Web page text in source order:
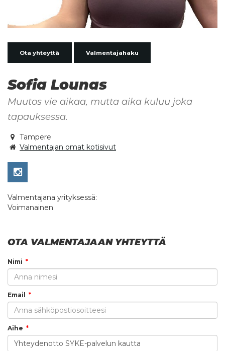
Ota yhteyttä Valmentajahaku
Sofia Lounas
Muutos vie aikaa, mutta aika kuluu joka
tapauksessa.
Tampere
Valmentajan omat kotisivut
Valmentajana yrityksessä:
Voimanainen
OTA VALMENTAJAAN YHTEYTTÄ
Nimi
Email
Aihe